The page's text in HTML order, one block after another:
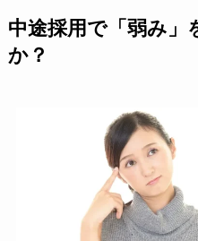
中途採用で「弱み
か？